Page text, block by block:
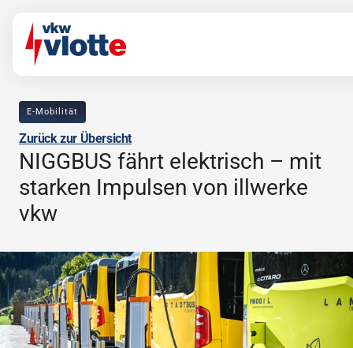
Direkt zum Inhalt
Direkt zur Navigation
Zurück zur Übersicht
NIGGBUS fährt elektrisch – mit
starken Impulsen von illwerke
vkw
in
E-Mobilität